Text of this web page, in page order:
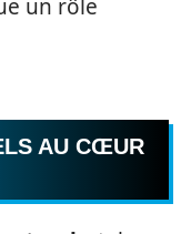
un rôle
AU CŒUR